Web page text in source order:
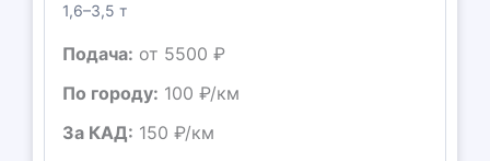
1,6–3,5 т
Подача: от 5500 ₽
По городу: 100 ₽/км
За КАД: 150 ₽/км